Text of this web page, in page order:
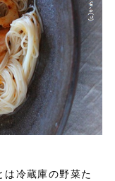
冷蔵庫の野菜た